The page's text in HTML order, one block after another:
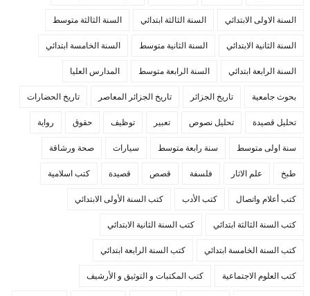
السنة الاولى الابتدائي السنة الثالثة ابتدائي السنة الثالثة متوسط
السنة الثانية الابتدائي السنة الثانية متوسط السنة الخامسة ابتدائي
السنة الرابعة ابتدائي السنة الرابعة متوسط المدارس العليا
بحوث جامعية تاريخ الجزائر تاريخ الجزائر المعاصر تاريخ الحضارات
تحليل قصيدة تحليل نصوص تعبير توظيف حقوق رواية
سنة اولى متوسط سنة رابعة متوسط سيارات صحة ورشاقة
طبخ علم الاثار فلسفة قصص قصيدة كتب اسلامية
كتب أعلام واتصال كتب الأدب كتب السنة الأولى الابتدائي
كتب السنة الثالثة ابتدائي كتب السنة الثانية الابتدائي
كتب السنة الخامسة ابتدائي كتب السنة الرابعة ابتدائي
كتب العلوم الاجتماعية كتب المكتبات و التوثيق و الأرشيف